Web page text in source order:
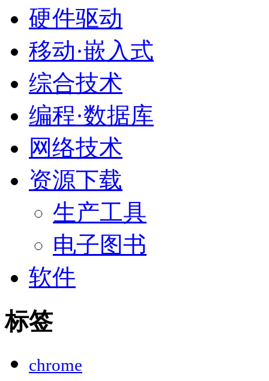
硬件驱动
移动·嵌入式
综合技术
编程·数据库
网络技术
资源下载
生产工具
电子图书
软件
标签
chrome